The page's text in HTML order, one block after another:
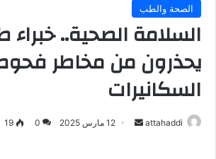
الصحة والطب
السلامة الصحية.. خبراء
يحذرون من مخاطر
السكانيرات
attahaddi 12 مارس 2025 0
19